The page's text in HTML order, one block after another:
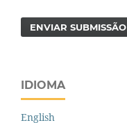
ENVIAR SUBMISSÃO
IDIOMA
English